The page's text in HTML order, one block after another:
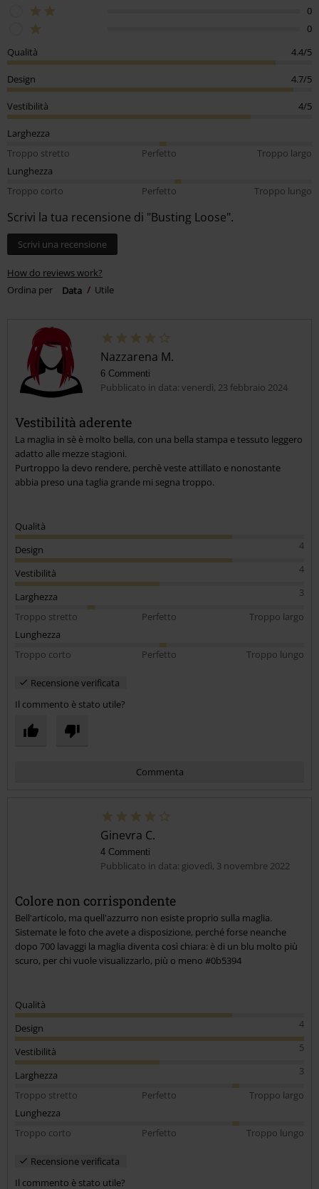
0
0
Qualità
4.4/5
Design 4.7/5
Vestibilità 4/5
Larghezza
Troppo stretto
Perfetto
Troppo largo
Lunghezza
Troppo corto
Perfetto Troppo lungo
Scrivi la tua recensione di "Busting Loose".
Scrivi una recensione
How do reviews work?
Ordina per
Data Utile
Nazzarena M.
6 Commenti
Pubblicato in data: venerdì, 23 febbraio 2024
Vestibilità aderente
La maglia in sè è molto bella, con una bella stampa e tessuto leggero
adatto alle mezze stagioni.
Purtroppo la devo rendere, perchè veste attillato e nonostante
abbia preso una taglia grande mi segna troppo.
Qualità
4
Design
4
Vestibilità
3
Larghezza
Troppo stretto
Perfetto
Troppo largo
Lunghezza
Troppo corto
Perfetto Troppo lungo
Recensione verificata
Il commento è stato utile?
Commenta
Invia un commento
Ginevra C.
4 Commenti
Pubblicato in data: giovedì, 3 novembre 2022
Colore non corrispondente
Bell'articolo, ma quell'azzurro non esiste proprio sulla maglia.
Sistemate le foto che avete a disposizione, perché forse neanche
dopo 700 lavaggi la maglia diventa così chiara: è di un blu molto più
scuro, per chi vuole visualizzarlo, più o meno #0b5394
Qualità
4
Design
5
Vestibilità
3
Larghezza
Troppo stretto
Perfetto
Troppo largo
Lunghezza
Troppo corto
Perfetto Troppo lungo
Recensione verificata
Il commento è stato utile?